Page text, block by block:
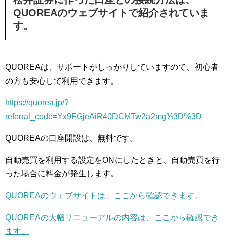
QUOREAのウェブサイトで紹介されていま
す。
QUOREAは、サポートがしっかりしていますので、初心者
の方も安心して利用できます。
https://quorea.jp/?
referral_code=Yx9FGjeAiR40DCMTw2a2mg%3D%3D
QUOREAの口座開設は、無料です。
自動売買を利用する設定をONにしたときと、自動売買を行
った場合に料金が発生します。
QUOREAのウェブサイトは、ここから確認できます。
QUOREAの大幅リニューアルの内容は、ここから確認でき
ます。